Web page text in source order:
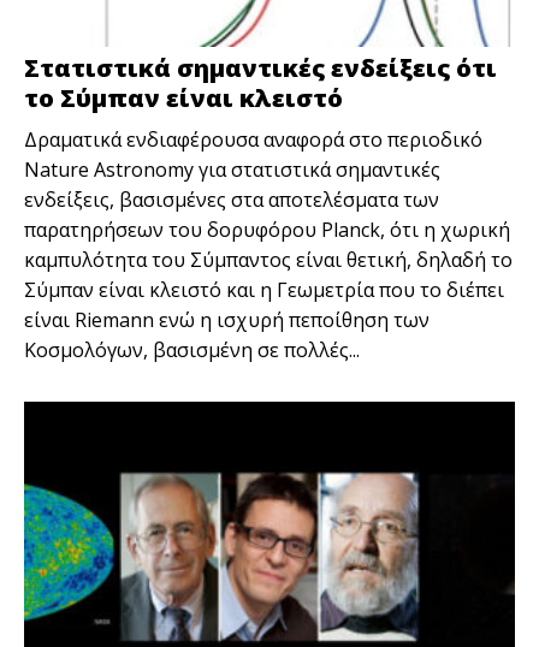
Στατιστικά σημαντικές ενδείξεις ότι
το Σύμπαν είναι κλειστό
Δραματικά ενδιαφέρουσα αναφορά στο περιοδικό
Nature Astronomy για στατιστικά σημαντικές
ενδείξεις, βασισμένες στα αποτελέσματα των
παρατηρήσεων του δορυφόρου Planck, ότι η χωρική
καμπυλότητα του Σύμπαντος είναι θετική, δηλαδή το
Σύμπαν είναι κλειστό και η Γεωμετρία που το διέπει
είναι Riemann ενώ η ισχυρή πεποίθηση των
Κοσμολόγων, βασισμένη σε πολλές...